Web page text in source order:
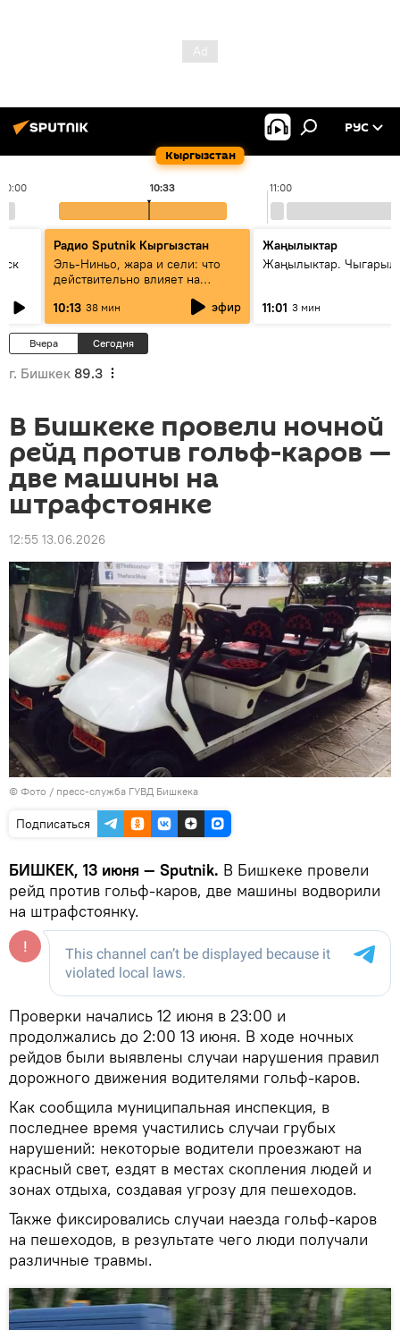
Кыргызстан
РУС
10:00 11:00
10:33
Радио Sputnik Кыргызстан
Эль-Ниньо, жара и сели: что
действительно влияет на
10:13 38 мин эфир
Жаңылыктар
Жаңылыктар.
11:01 3 мин
Вчера Сегодня
г. Бишкек 89.3
В Бишкеке провели ночной
рейд против гольф-каров —
две машины на
штрафстоянке
12:55 13.06.2026
© Фото / пресс-служба ГУВД Бишкека
Подписаться
БИШКЕК, 13 июня — Sputnik. В Бишкеке провели
рейд против гольф-каров, две машины водворили
на штрафстоянку.
Проверки начались 12 июня в 23:00 и
продолжались до 2:00 13 июня. В ходе ночных
рейдов были выявлены случаи нарушения правил
дорожного движения водителями гольф-каров.
Как сообщила муниципальная инспекция, в
последнее время участились случаи грубых
нарушений: некоторые водители проезжают на
красный свет, ездят в местах скопления людей и
зонах отдыха, создавая угрозу для пешеходов.
Также фиксировались случаи наезда гольф-каров
на пешеходов, в результате чего люди получали
различные травмы.